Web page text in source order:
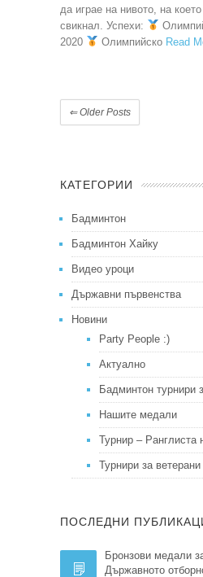
да играе на нивото, на
свикнал. Успехи:
2020
Олимпийско Read
⇐Older Posts
КАТЕГОРИИ
Бадминтон
Бадминтон Хайку
Видео уроци
Държавни първенства
Новини
Party People :)
Актуално
Бадминтон турнири
Нашите медали
Турнир – Ранглиста
Турнири за
ПОСЛЕДНИ
Бронзови медали
Държавното